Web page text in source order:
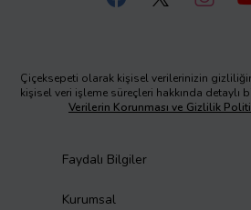
Çiçeksepeti olarak kişisel verilerinizin
kişisel veri işleme süreçleri hakkında detaylı
Verilerin Korunması ve Gizlilik
Faydalı Bilgiler
Kurumsal